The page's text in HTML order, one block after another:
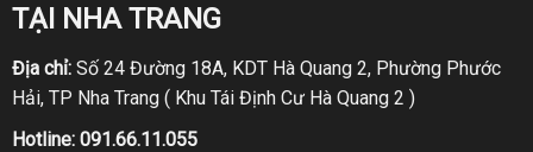
TẠI NHA TRANG
Địa chỉ:Số 24 Đường 18A, KDT Hà Quang 2, Phường Phước
Hải, TP Nha Trang ( Khu Tái Định Cư Hà Quang 2 )
Hotline: 091.66.11.055